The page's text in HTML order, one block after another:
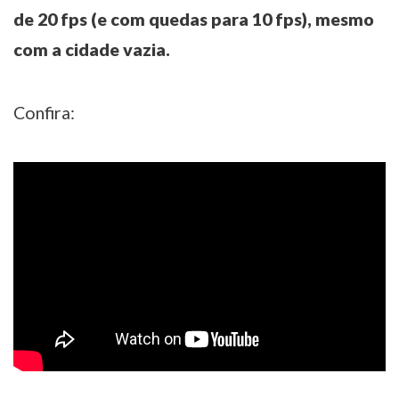
de 20 fps (e com quedas para 10 fps), mesmo
com a cidade vazia.
Confira: